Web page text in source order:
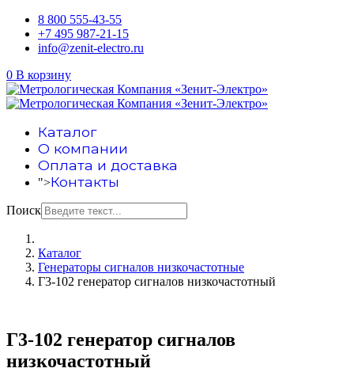
8 800 555-43-55
+7 495 987-21-15
info@zenit-electro.ru
0 В корзину
Каталог
О компании
Оплата и доставка
">Контакты
Поиск
Каталог
Генераторы сигналов низкочастотные
Г3-102 генератор сигналов низкочастотный
Г3-102 генератор сигналов
низкочастотный